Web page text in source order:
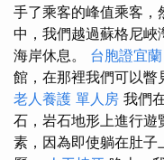
手了乘客的峰值乘客，
中，我們越過蘇格尼峽
海岸休息。 台胞證宜蘭
館，在那裡我們可以瞥
老人養護 單人房 我們
石，岩石地形上進行遊
素，因為即使躺在肚